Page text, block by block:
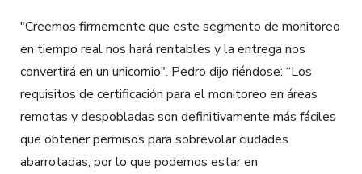
"Creemos firmemente que este segmento de monitoreo
en tiempo real nos hará rentables y la entrega nos
convertirá en un unicornio". Pedro dijo riéndose: “Los
requisitos de certificación para el monitoreo en áreas
remotas y despobladas son definitivamente más fáciles
que obtener permisos para sobrevolar ciudades
abarrotadas, por lo que podemos estar en